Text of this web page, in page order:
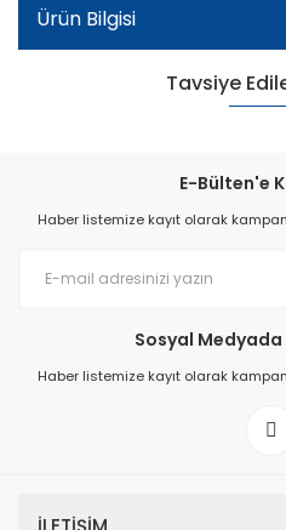
Ürün Bilgisi
Tavsiye
E-Bülten'e
Haber listemize kayıt olarak
Sosyal Medyada
Haber listemize kayıt olarak